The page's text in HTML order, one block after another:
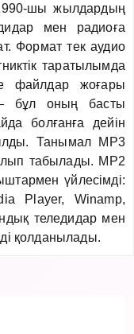
шы жылдардың
мен радиоға
Формат тек аудио
таратылымда
файлдар жоғары
бұл оның басты
болғанға дейін
Танымал MP3
табылады. MP2
үйлесімді:
Player, Winamp,
теледидар мен
қолданылады.